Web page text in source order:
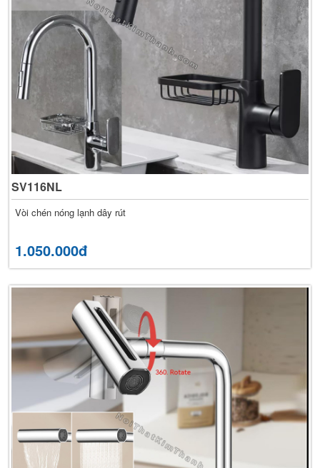
SV116NL
Vòi chén nóng lạnh dây rút
1.050.000đ